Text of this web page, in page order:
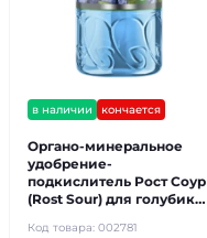
в наличии кончается
Органо-минеральное
удобрение-
подкислитель Рост Соур
(Rost Sour) для голубики
Код товара: 002781